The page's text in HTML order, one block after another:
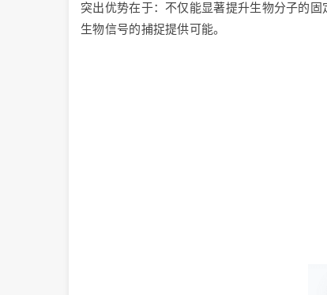
突出优势在于：不仅能显著提升生物分子的
生物信号的捕捉提供可能。